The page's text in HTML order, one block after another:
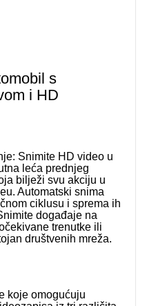
s
i HD
Snimite HD video u
leća prednjeg
bilježi svu akciju u
Automatski snima
ciklusu i sprema ih
događaje na
trenutke ili
društvenih mreža.
koje omogućuju